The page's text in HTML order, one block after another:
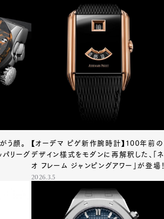
う顔。
リーグ
【オーデマ ピゲ新作腕時計】100年前の
デザイン様式をモダンに再解釈した、「ネ
オ フレーム ジャンピングアワー」が登場！
2026.3.5